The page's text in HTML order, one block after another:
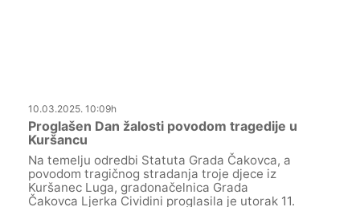
10.03.2025. 10:09h
Proglašen Dan žalosti povodom tragedije u
Kuršancu
Na temelju odredbi Statuta Grada Čakovca, a
povodom tragičnog stradanja troje djece iz
Kuršanec Luga, gradonačelnica Grada
Čakovca Ljerka Cividini proglasila je utorak 11.